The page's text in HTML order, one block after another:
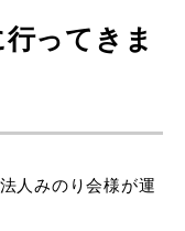
ってきま
人みのり会様が運